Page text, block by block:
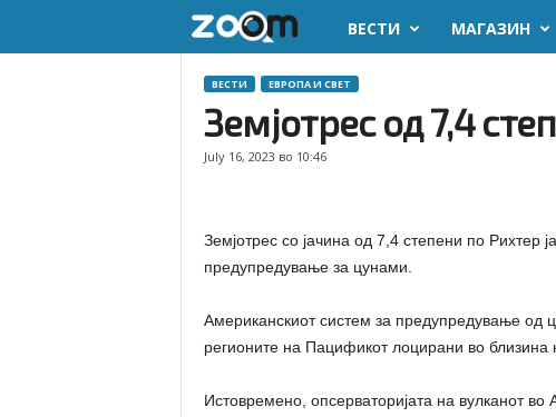
o
o
m
k
ВЕСТИ МАГАЗИН
ВЕСТИ ЕВРОПА И СВЕТ
Земјотрес од 7,4
July 16, 2023 во 10:46
Земјотрес со јачина од 7,4 степени по Рихтер
предупредување за цунами.
Американскиот систем за предупредување од
регионите на Пацификот лоцирани во близина
Истовремено, опсерваторијата на вулканот во